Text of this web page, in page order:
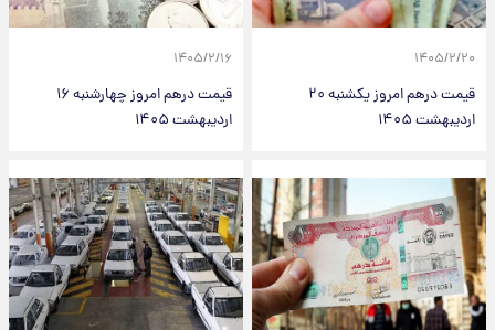
۱۴۰۵/۲/۲۰
قیمت درهم امروز یکشنبه ۲۰
اردیبهشت ۱۴۰۵
۱۴۰۵/۲/۱۶
قیمت درهم امروز چهارشنبه ۱۶
اردیبهشت ۱۴۰۵